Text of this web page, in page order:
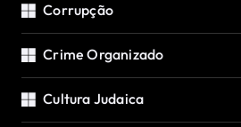
Corrupção
Crime Organizado
Cultura Judaica